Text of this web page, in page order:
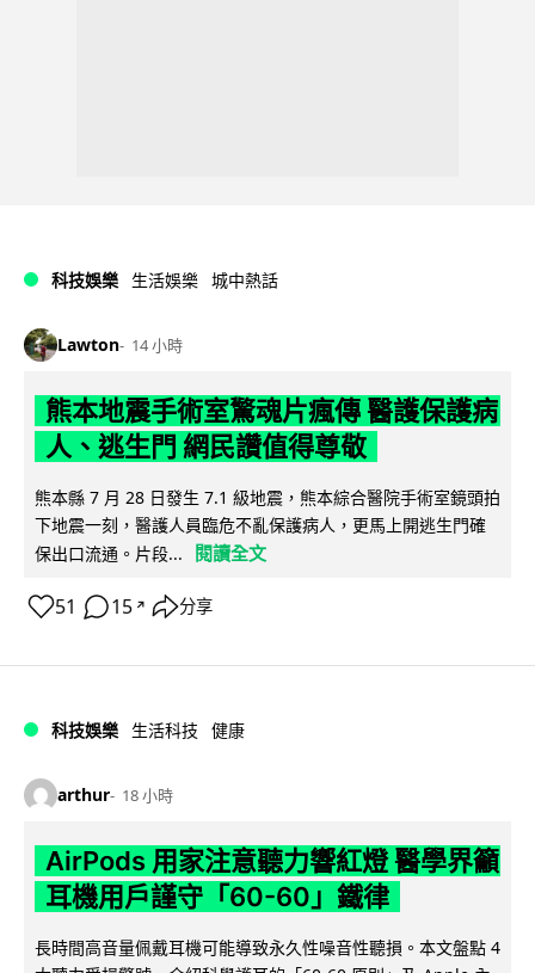
科技娛樂 生活娛樂 城中熱話
Lawton 14 小時
熊本地震手術室驚魂片瘋傳 醫護保護病
人、逃生門 網民讚值得尊敬
熊本縣 7 月 28 日發生 7.1 級地震，熊本綜合醫院手術室鏡頭拍
下地震一刻，醫護人員臨危不亂保護病人，更馬上開逃生門確
保出口流通。片段...
閱讀全文
51 15 ↗ 分享
科技娛樂 生活科技 健康
arthur 18 小時
AirPods 用家注意聽力響紅燈 醫學界籲
耳機用戶謹守「60-60」鐵律
長時間高音量佩戴耳機可能導致永久性噪音性聽損。本文盤點 4